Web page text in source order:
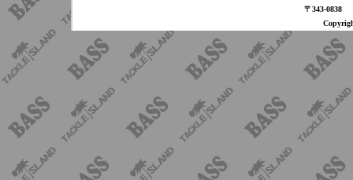
〒343-0838